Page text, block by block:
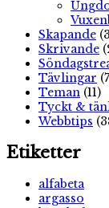
Skapande
Skrivande
Tävlingar
Teman (11)
Tyckt &
Webbtips
Etiketter
alfabeta
argasso